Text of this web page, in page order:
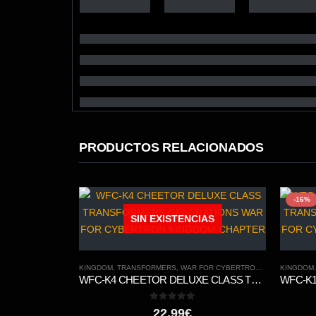
PRODUCTOS RELACIONADOS
SIN EXISTENCIAS
KINGDOM TRANSFORMERS WAR FOR CYBERTRON TRILOGY
WFC-K4 CHEETOR DELUXE CLASS TRANSFORMERS GENERATIONS WAR FOR CYBERTRON KINGDOM CHAPTER
out of 5
-16%
KINGDOM